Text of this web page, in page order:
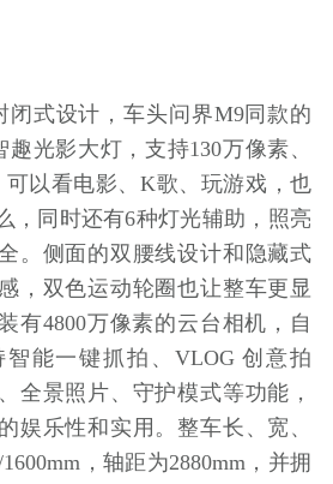
闭式设计，车头问界M9同款的
趣光影大灯，支持130万像素、
可以看电影、K歌、玩游戏，也
，同时还有6种灯光辅助，照亮
。侧面的双腰线设计和隐藏式
，双色运动轮圈也让整车更显
有4800万像素的云台相机，自
能一键抓拍、VLOG 创意拍
全景照片、守护模式等功能，
娱乐性和实用。整车长、宽、
，轴距为2880mm，并拥